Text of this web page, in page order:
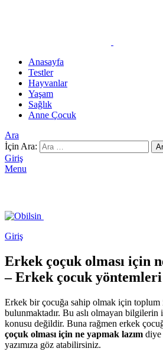
Anasayfa
Testler
Hayvanlar
Yaşam
Sağlık
Anne Çocuk
Ara
İçin Ara:
Giriş
Menu
Giriş
Erkek çoçuk olması için
– Erkek çocuk yöntemleri
Erkek bir çocuğa sahip olmak için
bulunmaktadır. Bu aslı olmayan bilgilerin
konusu değildir. Buna rağmen erkek
çoçuk olması için ne yapmak lazım diye
yazımıza göz atabilirsiniz.